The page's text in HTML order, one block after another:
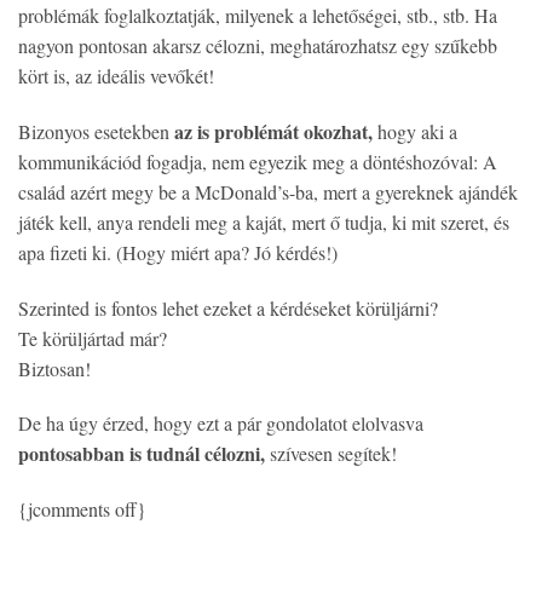
problémák foglalkoztatják, milyenek a lehetőségei, stb., stb. Ha
nagyon pontosan akarsz célozni, meghatározhatsz egy szűkebb
kört is, az ideális vevőkét!
Bizonyos esetekben az is problémát okozhat,hogy aki a
kommunikációd fogadja, nem egyezik meg a döntéshozóval: A
család azért megy be a McDonald’s-ba, mert a gyereknek ajándék
játék kell, anya rendeli meg a kaját, mert ő tudja, ki mit szeret, és
apa fizeti ki. (Hogy miért apa? Jó kérdés!)
Szerinted is fontos lehet ezeket a kérdéseket körüljárni?
Te körüljártad már?
Biztosan!
De ha úgy érzed, hogy ezt a pár gondolatot elolvasva
pontosabban is tudnál célozni,szívesen segítek!
{jcomments off}